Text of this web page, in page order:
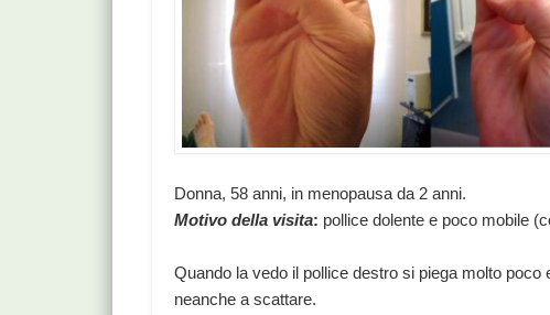
Donna, 58 anni, in menopausa da 2 anni.
Motivo della visita: pollice dolente e poco mobile
Quando la vedo il pollice destro si piega molto
neanche a scattare.